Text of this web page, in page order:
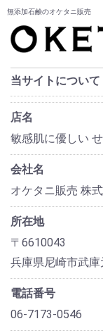
無添加石鹸のオケタニ販売
当サイトについて
店名
敏感肌に優しい
会社名
オケタニ販売 株
所在地
〒6610043
兵庫県尼崎市武
電話番号
06-7173-0546